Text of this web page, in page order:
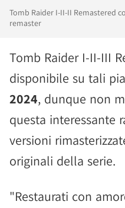
Tomb Raider I-II-II Remastered
remaster
Tomb Raider I-II-III
disponibile su tali
2024, dunque non
questa interessante
versioni
originali della serie.
"Restaurati con